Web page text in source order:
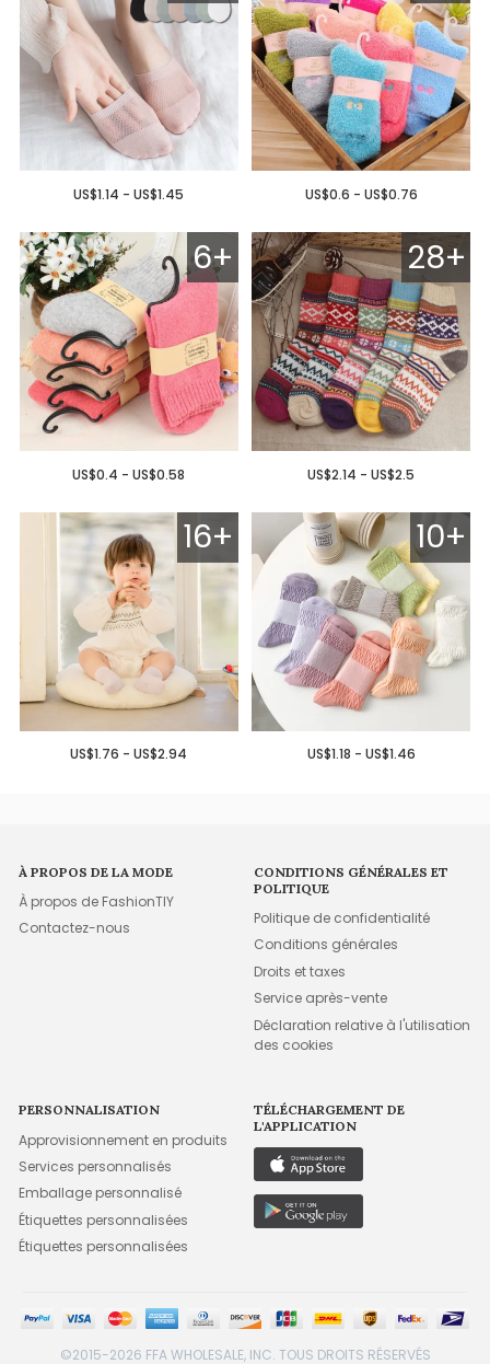
US$1.14 - US$1.45 US$0.6 - US$0.76
6+
US$0.4 - US$0.58
28+
US$2.14 - US$2.5
16+
US$1.76 - US$2.94
10+
US$1.18 - US$1.46
À PROPOS DE LA MODE
À propos de FashionTIY
Contactez-nous
CONDITIONS GÉNÉRALES ET
POLITIQUE
Politique de confidentialité
Conditions générales
Droits et taxes
Service après-vente
Déclaration relative à l'utilisation
des cookies
PERSONNALISATION
Approvisionnement en produits
Services personnalisés
Emballage personnalisé
Étiquettes personnalisées
Étiquettes personnalisées
TÉLÉCHARGEMENT DE
L'APPLICATION
©2015-2026 FFA WHOLESALE, INC. TOUS DROITS RÉSERVÉS